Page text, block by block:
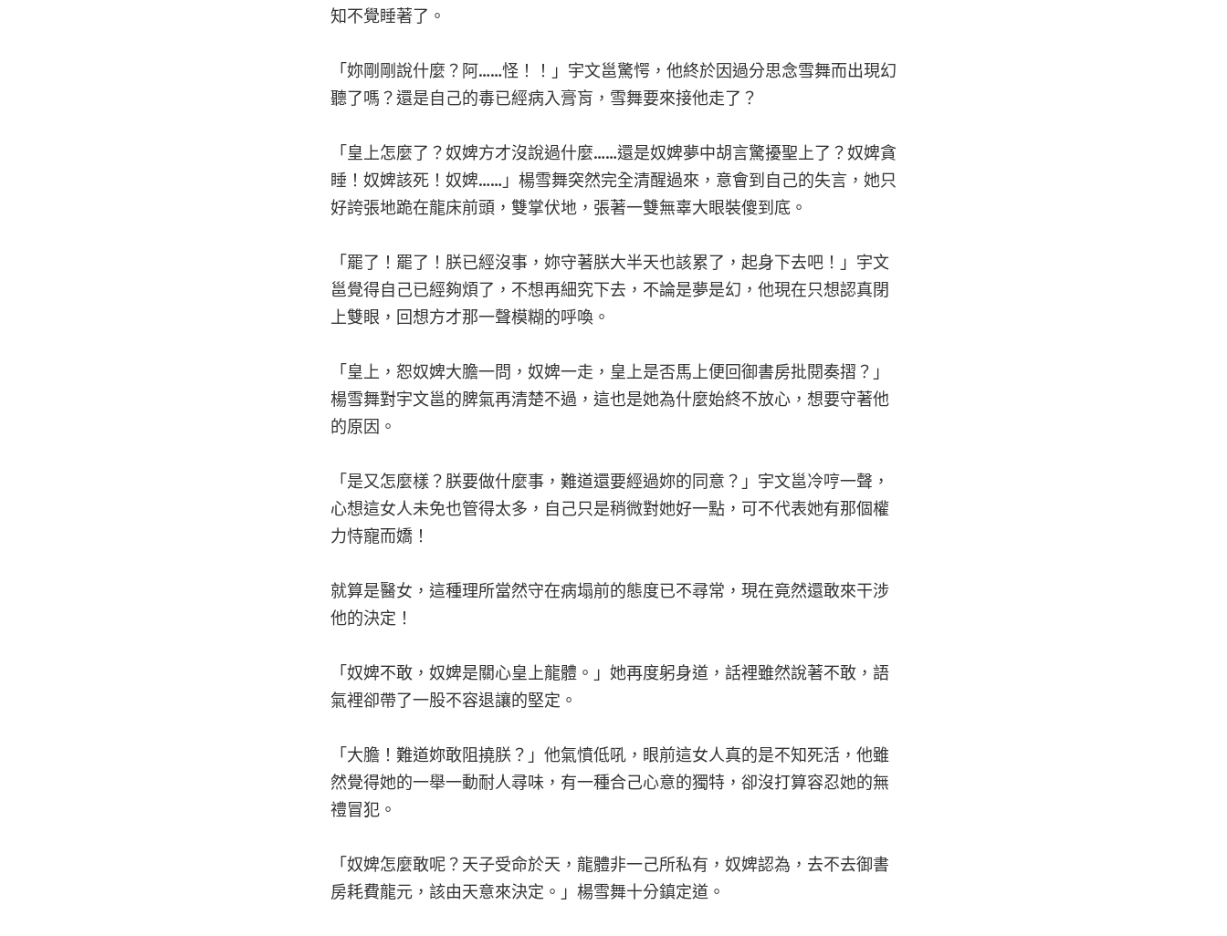
知不覺睡著了。
「妳剛剛說什麼？阿……怪！！」宇文邕驚愕，他終於因過分思念雪舞而出現幻
聽了嗎？還是自己的毒已經病入膏肓，雪舞要來接他走了？
「皇上怎麼了？奴婢方才沒說過什麼……還是奴婢夢中胡言驚擾聖上了？奴婢貪
睡！奴婢該死！奴婢……」楊雪舞突然完全清醒過來，意會到自己的失言，她只
好誇張地跪在龍床前頭，雙掌伏地，張著一雙無辜大眼裝傻到底。
「罷了！罷了！朕已經沒事，妳守著朕大半天也該累了，起身下去吧！」宇文
邕覺得自己已經夠煩了，不想再細究下去，不論是夢是幻，他現在只想認真閉
上雙眼，回想方才那一聲模糊的呼喚。
「皇上，恕奴婢大膽一問，奴婢一走，皇上是否馬上便回御書房批閱奏摺？」
楊雪舞對宇文邕的脾氣再清楚不過，這也是她為什麼始終不放心，想要守著他
的原因。
「是又怎麼樣？朕要做什麼事，難道還要經過妳的同意？」宇文邕冷哼一聲，
心想這女人未免也管得太多，自己只是稍微對她好一點，可不代表她有那個權
力恃寵而嬌！
就算是醫女，這種理所當然守在病塌前的態度已不尋常，現在竟然還敢來干涉
他的決定！
「奴婢不敢，奴婢是關心皇上龍體。」她再度躬身道，話裡雖然說著不敢，語
氣裡卻帶了一股不容退讓的堅定。
「大膽！難道妳敢阻撓朕？」他氣憤低吼，眼前這女人真的是不知死活，他雖
然覺得她的一舉一動耐人尋味，有一種合己心意的獨特，卻沒打算容忍她的無
禮冒犯。
「奴婢怎麼敢呢？天子受命於天，龍體非一己所私有，奴婢認為，去不去御書
房耗費龍元，該由天意來決定。」楊雪舞十分鎮定道。